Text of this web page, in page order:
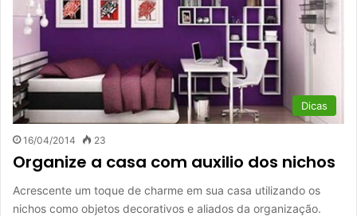
Dicas
16/04/2014 23
Organize a casa com auxilio dos nichos
Acrescente um toque de charme em sua casa utilizando os
nichos como objetos decorativos e aliados da organização.